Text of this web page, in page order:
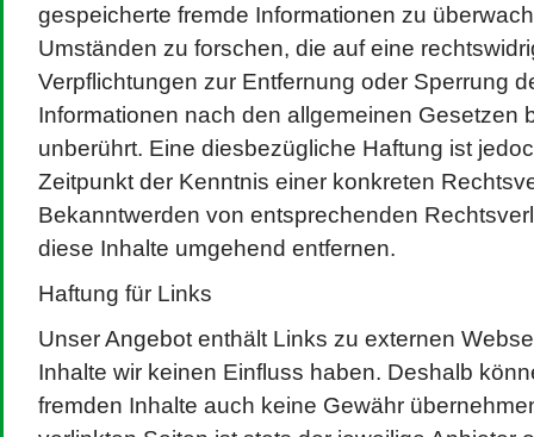
gespeicherte fremde Informationen zu
Umständen zu forschen, die auf eine
Verpflichtungen zur Entfernung oder Sperrung
Informationen nach den allgemeinen Gesetzen
unberührt. Eine diesbezügliche Haftung ist
Zeitpunkt der Kenntnis einer konkreten
Bekanntwerden von entsprechenden
diese Inhalte umgehend entfernen.
Haftung für Links
Unser Angebot enthält Links zu externen
Inhalte wir keinen Einfluss haben. Deshalb
fremden Inhalte auch keine Gewähr